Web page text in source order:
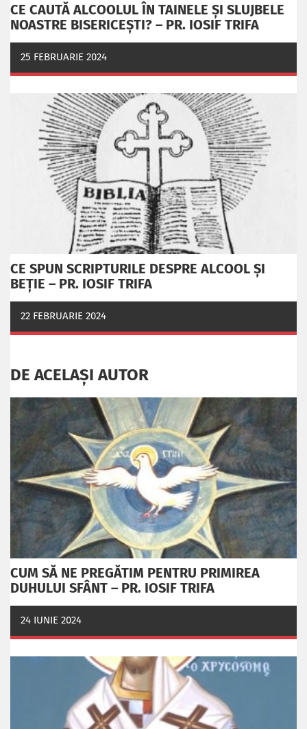
CE CAUTĂ ALCOOLUL ÎN TAINELE ŞI SLUJBELE
NOASTRE BISERICEŞTI? – PR. IOSIF TRIFA
25 FEBRUARIE 2024
CE SPUN SCRIPTURILE DESPRE ALCOOL ȘI
BEȚIE – PR. IOSIF TRIFA
22 FEBRUARIE 2024
DE ACELAȘI AUTOR
CUM SĂ NE PREGĂTIM PENTRU PRIMIREA
DUHULUI SFÂNT – PR. IOSIF TRIFA
24 IUNIE 2024